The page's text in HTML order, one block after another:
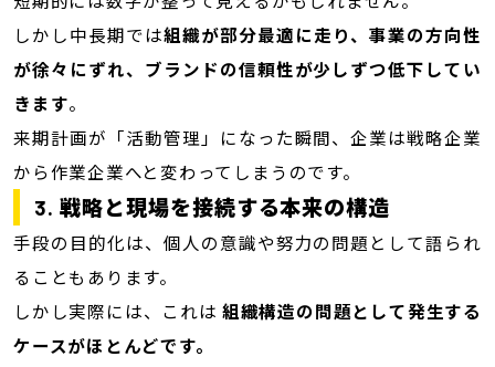
しかし中長期では組織が部分最適に走り、事業の方向性
が徐々にずれ、ブランドの信頼性が少しずつ低下してい
きます。
来期計画が「活動管理」になった瞬間、企業は戦略企業
から作業企業へと変わってしまうのです。
3. 戦略と現場を接続する本来の構造
手段の目的化は、個人の意識や努力の問題として語られ
ることもあります。
しかし実際には、これは 組織構造の問題として発生する
ケースがほとんどです。